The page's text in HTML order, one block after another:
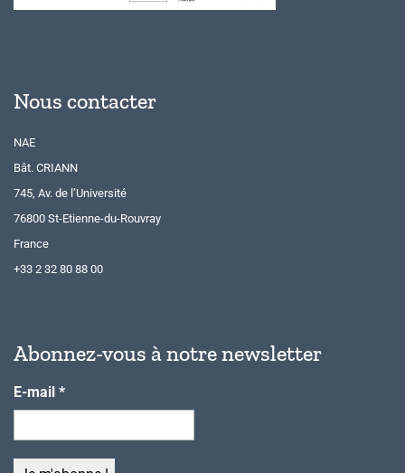
Nous contacter
NAE
Bât. CRIANN
745, Av. de l’Université
76800 St-Etienne-du-Rouvray
France
+33 2 32 80 88 00
Abonnez-vous à notre newsletter
E-mail *